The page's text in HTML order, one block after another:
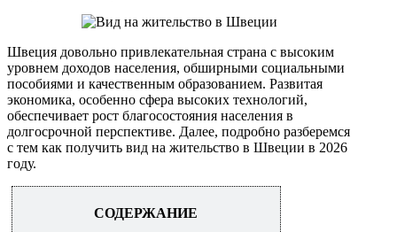
Швеция довольно привлекательная страна с высоким
уровнем доходов населения, обширными социальными
пособиями и качественным образованием. Развитая
экономика, особенно сфера высоких технологий,
обеспечивает рост благосостояния населения в
долгосрочной перспективе. Далее, подробно разберемся
с тем как получить вид на жительство в Швеции в 2026
году.
СОДЕРЖАНИЕ